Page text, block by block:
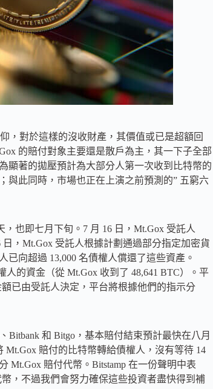
，對於這樣的沒收財產，其價值或已是超額回
的賠付對象主要還是散戶為主，其一下子全部
顯著的拋壓預計為大部分人第一次收到比特幣的
與此同時，市場也正在上演之前預測的” 五窮六
也即七月下旬。7 月 16 日，Mt.Gox 受託人
日，Mt.Gox 受託人根據計劃通過部分指定加密貨
向超過 13,000 名債權人償還了這些資產。
的資金（從 Mt.Gox 收到了 48,641 BTC）。平
已由受託人決定，平台將根據他們的指示分
Bitbank 和 Bitgo，基本賠付結束預計最快在八月
Mt.Gox 賠付的比特幣轉給債權人，沒有等待 14
Mt.Gox 賠付代幣。Bitstamp 在一份聲明中表
，不過我們會努力確保這些投資者盡快得到補